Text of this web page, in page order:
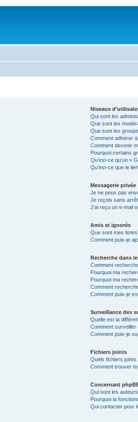
Niveaux
Qui sont les
Que sont les
Que sont les
Comment adhérer
Comment devenir
Pourquoi certains
Qu’est-ce qu’un «
Qu’est-ce que le
Messagerie privée
Je ne peux pas
Je reçois sans
J’ai reçu un e-mail
Amis et ignorés
Que sont mes listes
Comment puis-je
Recherche dans
Comment
Pourquoi ma
Pourquoi ma
Comment
Comment puis-je
Surveillance des
Quelle est la
Comment
Comment puis-je
Fichiers joints
Quels fichiers
Comment trouver
Concernant
Qui sont les
Pourquoi la
Qui contacter pour